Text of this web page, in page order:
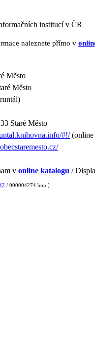
institucí v ČR
naleznete přímo v
Město
Město
Staré Město
#!/(online
v online katalogu /
/ 000004274.htm ]